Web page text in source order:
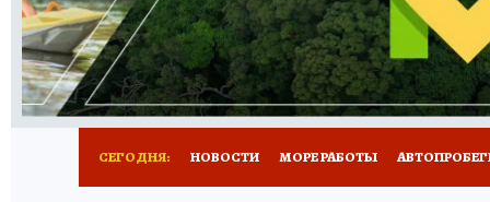
ВСЕ О КП РАДИО КП ТЕСТЫ НОВОЕ
СЕГОДНЯ: НОВОСТИ МОРЕ РАБОТЫ